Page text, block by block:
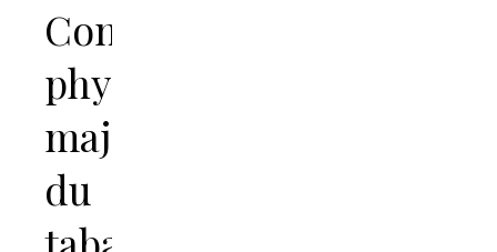
Conséquences
physiques
majeures
du